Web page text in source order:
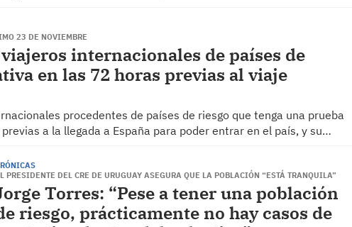
23 DE NOVIEMBRE
internacionales de países de
en las 72 horas previas al viaje
procedentes de países de riesgo que tenga una prueba
a la llegada a España para poder entrar en el país, y su…
PRESIDENTE DEL CRE DE URUGUAY ASEGURA QUE LA POBLACIÓN “ESTÁ TRANQUILA”
Torres: “Pese a tener una población
riesgo, prácticamente no hay casos de